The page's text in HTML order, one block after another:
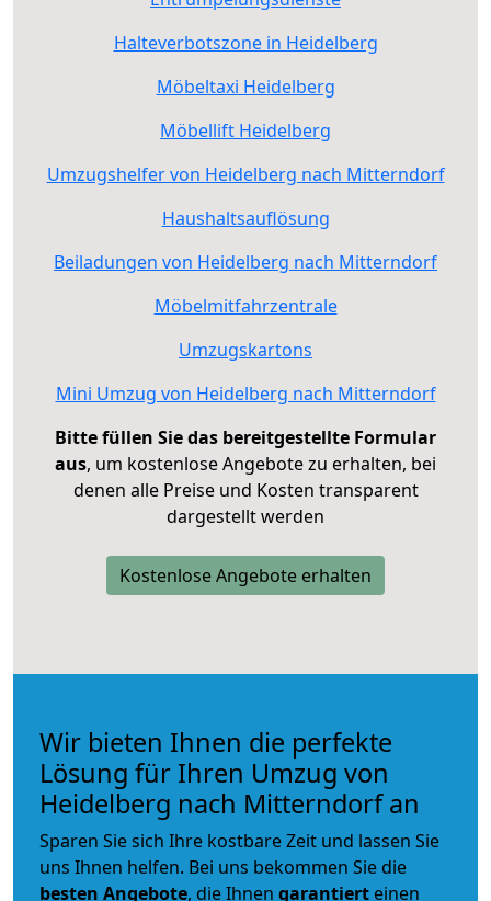
Halteverbotszone in Heidelberg
Möbeltaxi Heidelberg
Möbellift Heidelberg
Umzugshelfer von Heidelberg nach Mitterndorf
Haushaltsauflösung
Beiladungen von Heidelberg nach Mitterndorf
Möbelmitfahrzentrale
Umzugskartons
Mini Umzug von Heidelberg nach Mitterndorf
Bitte füllen Sie das bereitgestellte Formular
aus, um kostenlose Angebote zu erhalten, bei
denen alle Preise und Kosten transparent
dargestellt werden
Kostenlose Angebote erhalten
Wir bieten Ihnen die perfekte
Lösung für Ihren Umzug von
Heidelberg nach Mitterndorf an
Sparen Sie sich Ihre kostbare Zeit und lassen Sie
uns Ihnen helfen. Bei uns bekommen Sie die
besten Angebote, die Ihnen garantiert einen